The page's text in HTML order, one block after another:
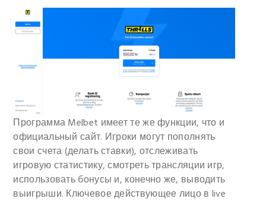
Программа Melbet имеет те же функции, что и
официальный сайт. Игроки могут пополнять
свои счета (делать ставки), отслеживать
игровую статистику, смотреть трансляции игр,
использовать бонусы и, конечно же, выводить
выигрыши. Ключевое действующее лицо в live